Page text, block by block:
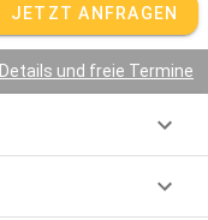
JETZT ANFRAGEN
Details und freie Termine